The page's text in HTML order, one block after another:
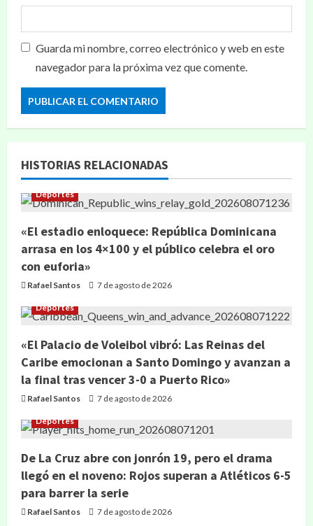
Guarda mi nombre, correo electrónico y web en este
navegador para la próxima vez que comente.
HISTORIAS RELACIONADAS
Deportes
«El estadio enloquece: República Dominicana
arrasa en los 4×100 y el público celebra el oro
con euforia»
Rafael Santos 7 de agosto de 2026
Deportes
«El Palacio de Voleibol vibró: Las Reinas del
Caribe emocionan a Santo Domingo y avanzan a
la final tras vencer 3-0 a Puerto Rico»
Rafael Santos 7 de agosto de 2026
Deportes
De La Cruz abre con jonrón 19, pero el drama
llegó en el noveno: Rojos superan a Atléticos 6-5
para barrer la serie
Rafael Santos 7 de agosto de 2026